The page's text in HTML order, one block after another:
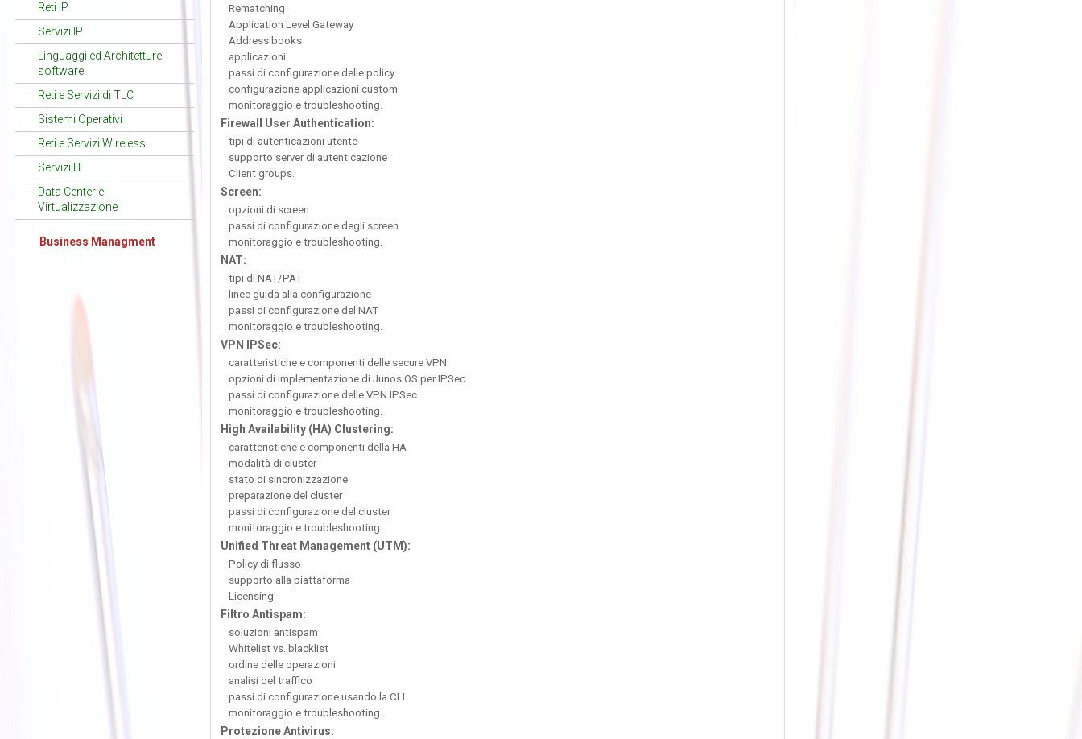
Rematching
Application Level Gateway
Address books
applicazioni
passi di configurazione delle policy
configurazione applicazioni custom
monitoraggio e troubleshooting.
Firewall User Authentication:
tipi di autenticazioni utente
supporto server di autenticazione
Client groups.
Screen:
opzioni di screen
passi di configurazione degli screen
monitoraggio e troubleshooting.
NAT:
tipi di NAT/PAT
linee guida alla configurazione
passi di configurazione del NAT
monitoraggio e troubleshooting.
VPN IPSec:
caratteristiche e componenti delle secure VPN
opzioni di implementazione di Junos OS per IPSec
passi di configurazione delle VPN IPSec
monitoraggio e troubleshooting.
High Availability (HA) Clustering:
caratteristiche e componenti della HA
modalità di cluster
stato di sincronizzazione
preparazione del cluster
passi di configurazione del cluster
monitoraggio e troubleshooting.
Unified Threat Management (UTM):
Policy di flusso
supporto alla piattaforma
Licensing.
Filtro Antispam:
soluzioni antispam
Whitelist vs. blacklist
ordine delle operazioni
analisi del traffico
passi di configurazione usando la CLI
monitoraggio e troubleshooting.
Protezione Antivirus:
Reti IP
Servizi IP
Linguaggi ed Architetture
software
Reti e Servizi di TLC
Sistemi Operativi
Reti e Servizi Wireless
Servizi IT
Data Center e
Virtualizzazione
Business Managment